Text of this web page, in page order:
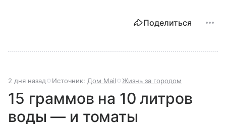
Поделиться
2 дня назад Источник: Дом Mail Жизнь за городом
15 граммов на 10 литров
воды — и томаты